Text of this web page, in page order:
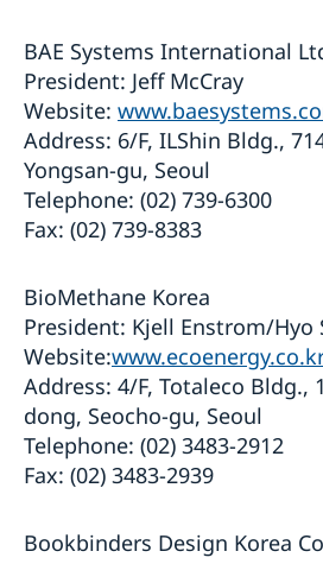
BAE Systems International
President: Jeff McCray
Website:
Address: 6/F, ILShin Bldg.,
Yongsan-gu, Seoul
Telephone: (02) 739-6300
Fax: (02) 739-8383
BioMethane Korea
President: Kjell Enstrom/Hyo
Website:
Address: 4/F, Totaleco Bldg.,
dong, Seocho-gu, Seoul
Telephone: (02) 3483-2912
Fax: (02) 3483-2939
Bookbinders Design Korea